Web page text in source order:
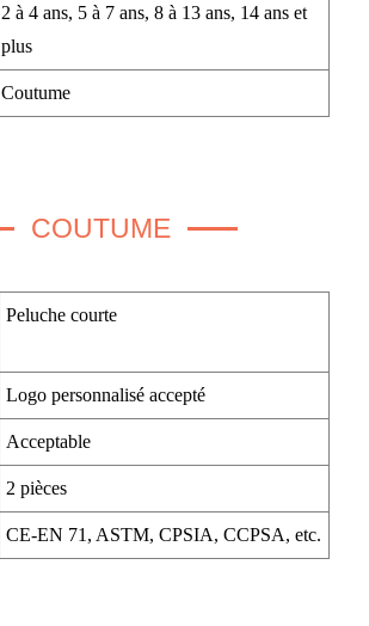
2 à 4 ans, 5 à 7 ans, 8 à 13 ans, 14 ans et
plus
Coutume
COUTUME
Peluche courte
Logo personnalisé accepté
Acceptable
2 pièces
CE-EN 71, ASTM, CPSIA, CCPSA, etc.